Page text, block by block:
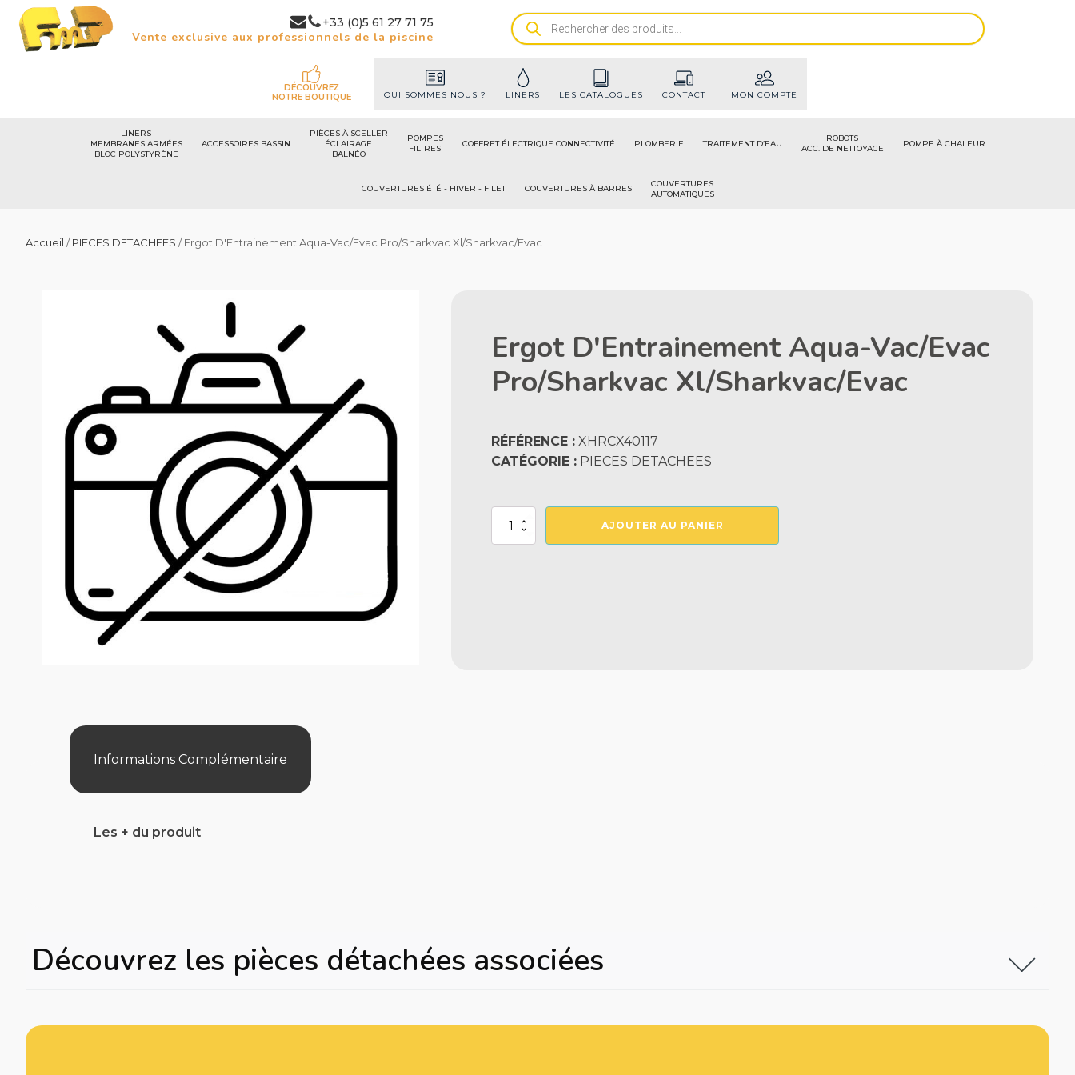
+33 (0)5 61 27 71 75
Vente exclusive aux professionnels de la piscine
Recherche
de
DÉCOUVREZ
NOTRE BOUTIQUE
QUI SOMMES NOUS ? LINERS LES CATALOGUES CONTACT MON COMPTE
LINERS
MEMBRANES ARMÉES
BLOC POLYSTYRÈNE
ACCESSOIRES BASSIN
PIÈCES À SCELLER
ÉCLAIRAGE
BALNÉO
POMPES
FILTRES
COFFRET ÉLECTRIQUE CONNECTIVITÉ PLOMBERIE TRAITEMENT D’EAU
ROBOTS
ACC. DE NETTOYAGE
POMPE À CHALEUR
COUVERTURES ÉTÉ - HIVER - FILET COUVERTURES À BARRES
COUVERTURES
AUTOMATIQUES
Accueil /PIECES DETACHEES / Ergot D'Entrainement Aqua-Vac/Evac Pro/Sharkvac Xl/Sharkvac/Evac
Ergot D'Entrainement Aqua-Vac/Evac
Pro/Sharkvac Xl/Sharkvac/Evac
RÉFÉRENCE : XHRCX40117
CATÉGORIE : PIECES DETACHEES
quantité
AJOUTER AU PANIER
Informations Complémentaire
Les + du produit
Découvrez les pièces détachées associées